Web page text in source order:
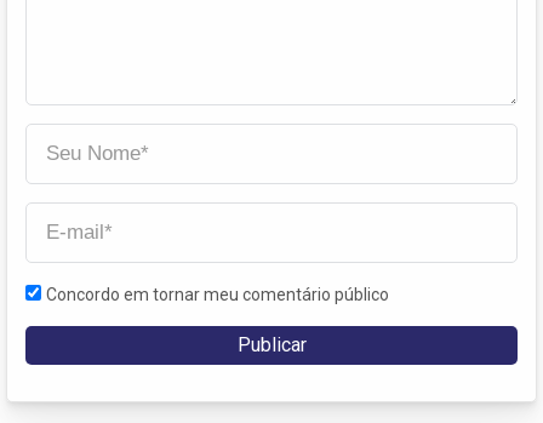
Concordo em tornar meu comentário público